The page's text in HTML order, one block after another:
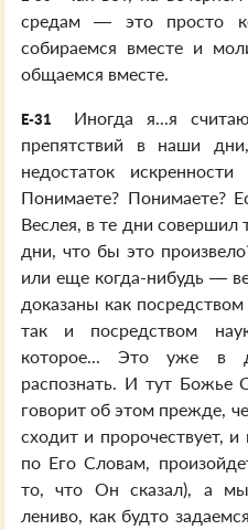
средам — это просто
собираемся вместе и
общаемся вместе.
E-31
Иногда я...я
препятствий в наши
недостаток
Понимаете? Понимаете?
Веслея, в те дни
дни, что бы это
или еще когда-нибудь —
доказаны как
так и посредством
которое... Это уже в
распознать. И тут Божье
говорит об этом прежде,
сходит и пророчествует,
по Его Словам,
то, что Он сказал), а
лениво, как будто